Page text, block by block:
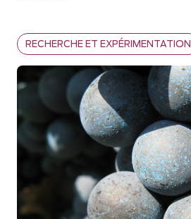
RECHERCHE ET EXPÉRIMENTATION